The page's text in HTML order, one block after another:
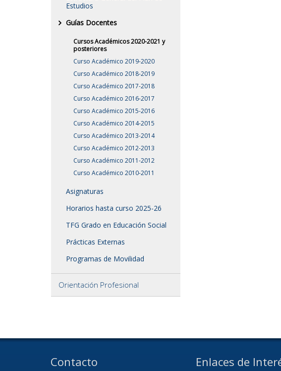
Estudios
Guías Docentes
Cursos Académicos 2020-2021 y
posteriores
Curso Académico 2019-2020
Curso Académico 2018-2019
Curso Académico 2017-2018
Curso Académico 2016-2017
Curso Académico 2015-2016
Curso Académico 2014-2015
Curso Académico 2013-2014
Curso Académico 2012-2013
Curso Académico 2011-2012
Curso Académico 2010-2011
Asignaturas
Horarios hasta curso 2025-26
TFG Grado en Educación Social
Prácticas Externas
Programas de Movilidad
Orientación Profesional
Contacto Enlaces de